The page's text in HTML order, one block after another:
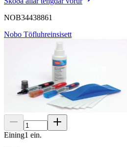
NOB34438861
Nobo Töfluhreinsisett
Eining1 ein.